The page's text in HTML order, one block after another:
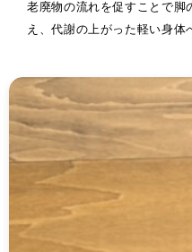
老廃物の流れを促すことで脚
え、代謝の上がった軽い身体